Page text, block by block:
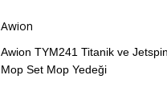
Awion
Awion TYM241 Titanik ve Jetspin
Mop Set Mop Yedeği